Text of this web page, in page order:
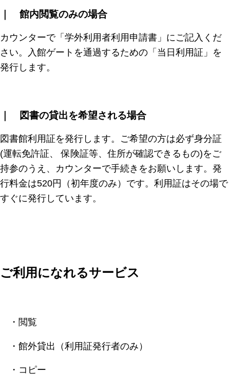
｜ 館内閲覧のみの場合
カウンターで「学外利用者利用申請書」にご記入くだ
さい。入館ゲートを通過するための「当日利用証」を
発行します。
｜ 図書の貸出を希望される場合
図書館利用証を発行します。ご希望の方は必ず身分証
(運転免許証、 保険証等、住所が確認できるもの)をご
持参のうえ、カウンターで手続きをお願いします。発
行料金は520円（初年度のみ）です。利用証はその場で
すぐに発行しています。
ご利用になれるサービス
・閲覧
・館外貸出（利用証発行者のみ）
・コピー